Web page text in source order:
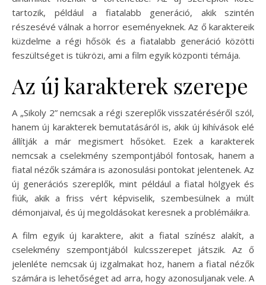
tartozik, például a fiatalabb generáció, akik szintén
részesévé válnak a horror eseményeknek. Az ő karaktereik
küzdelme a régi hősök és a fiatalabb generáció közötti
feszültséget is tükrözi, ami a film egyik központi témája.
Az új karakterek szerepe
A „Sikoly 2” nemcsak a régi szereplők visszatéréséről szól,
hanem új karakterek bemutatásáról is, akik új kihívások elé
állítják a már megismert hősöket. Ezek a karakterek
nemcsak a cselekmény szempontjából fontosak, hanem a
fiatal nézők számára is azonosulási pontokat jelentenek. Az
új generációs szereplők, mint például a fiatal hölgyek és
fiúk, akik a friss vért képviselik, szembesülnek a múlt
démonjaival, és új megoldásokat keresnek a problémáikra.
A film egyik új karaktere, akit a fiatal színész alakít, a
cselekmény szempontjából kulcsszerepet játszik. Az ő
jelenléte nemcsak új izgalmakat hoz, hanem a fiatal nézők
számára is lehetőséget ad arra, hogy azonosuljanak vele. A